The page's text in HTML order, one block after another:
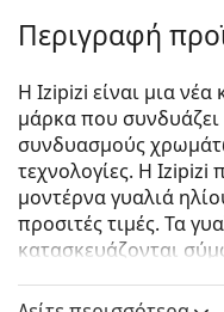
Περιγραφή
Η Izipizi είναι μια νέα
μάρκα που
συνδυασμούς
τεχνολογίες. Η Izipizi
μοντέρνα γυαλιά
προσιτές τιμές. Τα
κατασκευάζονται
μωρά, σε πολύ μικρή